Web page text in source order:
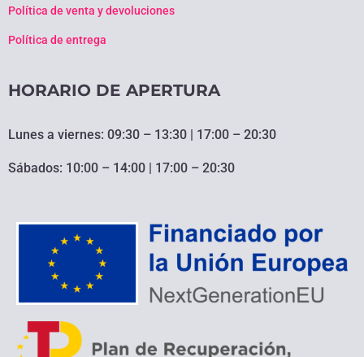
Política de venta y devoluciones
Política de entrega
HORARIO DE APERTURA
Lunes a viernes: 09:30 – 13:30 | 17:00 – 20:30
Sábados: 10:00 – 14:00 | 17:00 – 20:30